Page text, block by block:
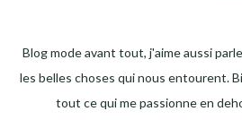
Blog mode avant tout, j'aime aussi
les belles choses qui nous entourent.
tout ce qui me passionne en